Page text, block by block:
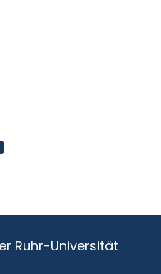
Ruhr-Universität